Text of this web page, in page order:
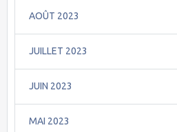
AOÛT 2023
JUILLET 2023
JUIN 2023
MAI 2023